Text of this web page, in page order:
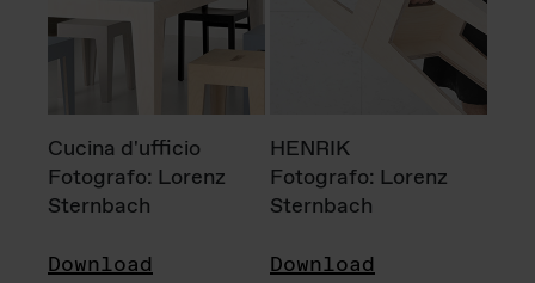
Cucina d'ufficio
Fotografo: Lorenz
Sternbach
Download
HENRIK
Fotografo: Lorenz
Sternbach
Download